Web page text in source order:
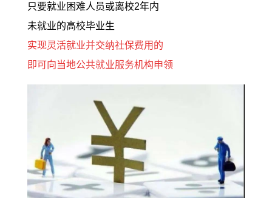
只要就业困难人员或离校2年内
未就业的高校毕业生
实现灵活就业并交纳社保费用的
即可向当地公共就业服务机构申领